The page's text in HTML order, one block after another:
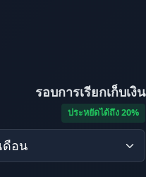
รอบการเรียกเก็บเงิน
ประหยัดได้ถึง 20%